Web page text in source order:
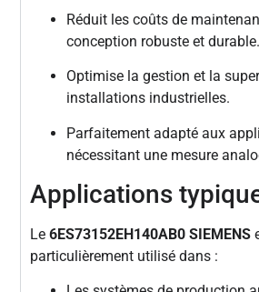
Réduit les coûts de
conception robuste et durable.
Optimise la gestion et la
installations industrielles.
Parfaitement adapté aux
nécessitant une mesure
Applications
Le6ES73152EH140AB0 SIEMENS
particulièrement utilisé dans :